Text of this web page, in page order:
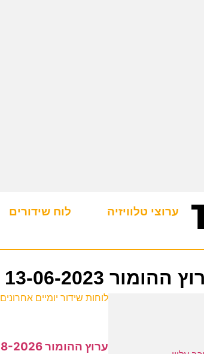
ערוצי טלוויזיה לוח שידורים
13-06-2023
לוחות שידור יומיים אחרונים
ערוץ ההומור 06-08-2026